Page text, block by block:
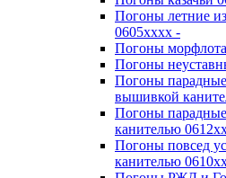
Погоны летние
0605хххх -
Погоны
Погоны
Погоны
вышивкой
Погоны
канителью
Погоны повсед
канителью